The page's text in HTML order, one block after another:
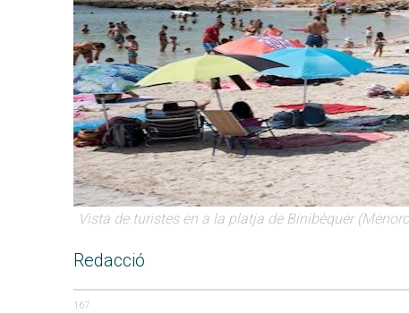
Vista de turistes en a la platja de Binibèquer
Redacció
167